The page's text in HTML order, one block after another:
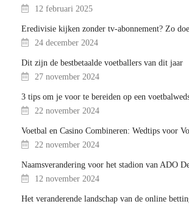
12 februari 2025
Eredivisie kijken zonder tv-abonnement? Zo
24 december 2024
Dit zijn de bestbetaalde voetballers van dit jaar
27 november 2024
3 tips om je voor te bereiden op een
22 november 2024
Voetbal en Casino Combineren: Wedtips voor
22 november 2024
Naamsverandering voor het stadion van ADO
12 november 2024
Het veranderende landschap van de online